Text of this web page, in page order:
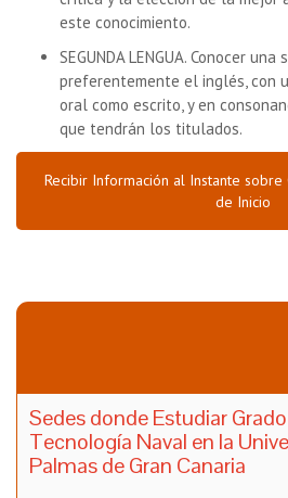
este conocimiento.
SEGUNDA LENGUA. Conocer
preferentemente el inglés, con
oral como escrito, y en
que tendrán los titulados.
Recibir Información al Instante sobre
de Inicio
Sedes donde Estudiar
Tecnología Naval en la
Palmas de Gran Canaria